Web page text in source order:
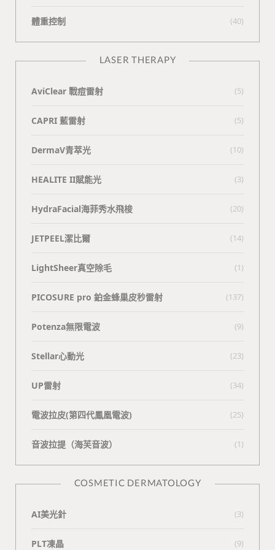
體重控制 (40)
LASER THERAPY
AviClear 戰痘雷射 (5)
CAPRI 藍雷射 (5)
DermaV青萃光 (10)
HEALITE II賦能光 (3)
HydraFacial海菲秀水飛梭 (20)
JETPEEL潔比爾 (14)
LightSheer真空除毛 (1)
PICOSURE pro 鉑金蜂巢皮秒雷射 (137)
Potenza無限電波 (9)
Stellar心動光 (23)
UP雷射 (34)
電波拉皮(第四代鳳凰電波) (25)
⾳波拉提（海芙⾳波） (1)
COSMETIC DERMATOLOGY
AI美光針 (3)
PLT凍晶 (9)